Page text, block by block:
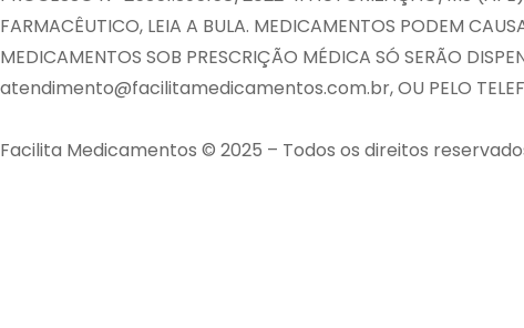
FARMACÊUTICO, LEIA A BULA. MEDICAMENTOS PODEM
MEDICAMENTOS SOB PRESCRIÇÃO MÉDICA SÓ SERÃO
atendimento@facilitamedicamentos.com.br, OU PELO
Facilita Medicamentos © 2025 – Todos os direitos